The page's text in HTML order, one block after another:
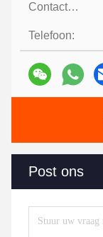
Contactpersonen:
Telefoon:
Post ons